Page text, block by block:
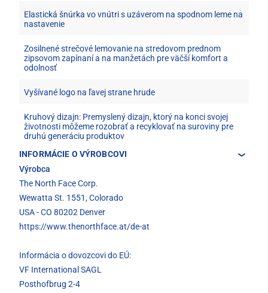
Elastická šnúrka vo vnútri s uzáverom na spodnom leme na
nastavenie
Zosilnené strečové lemovanie na stredovom prednom
zipsovom zapínaní a na manžetách pre väčší komfort a
odolnosť
Vyšívané logo na ľavej strane hrude
Kruhový dizajn: Premyslený dizajn, ktorý na konci svojej
životnosti môžeme rozobrať a recyklovať na suroviny pre
druhú generáciu produktov
INFORMÁCIE O VÝROBCOVI
Výrobca
The North Face Corp.
Wewatta St. 1551, Colorado
USA - CO 80202 Denver
https://www.thenorthface.at/de-at
Informácia o dovozcovi do EÚ:
VF International SAGL
Posthofbrug 2-4